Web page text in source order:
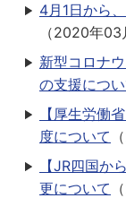
4月1日から
（2020年03
新型コロナ
の支援につ
【厚生労働
度について （
【JR四国か
更について （